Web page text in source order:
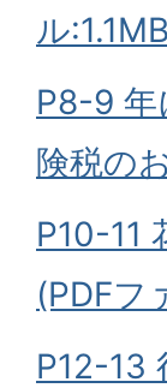
ル
P8-9 年
険税の
P10-11
(PDFフ
P12-13